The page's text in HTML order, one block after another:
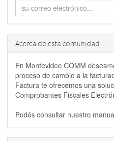
Acerca de esta comunidad
En Montevideo COMM
proceso de cambio a la
Factura te ofrecemos una
Comprobantes Fiscales
Podés consultar nuestro